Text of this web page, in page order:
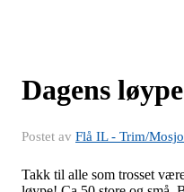
Dagens
Postet av Flå IL - Trim/
Takk til alle som trosset